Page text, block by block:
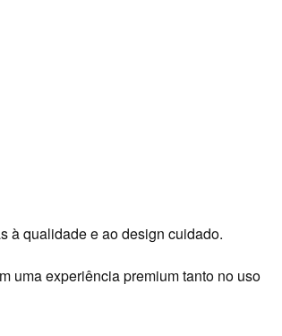
à qualidade e ao design cuidado.
uma experiência premium tanto no uso